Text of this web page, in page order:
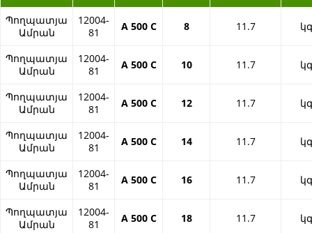
Պողպատյա
Ամրան
12004-
81
А 500 С 8 11.7 կգ
Պողպատյա
Ամրան
12004-
81
А 500 С 10 11.7 կգ
Պողպատյա
Ամրան
12004-
81
А 500 С 12 11.7 կգ
Պողպատյա
Ամրան
12004-
81
А 500 С 14 11.7 կգ
Պողպատյա
Ամրան
12004-
81
А 500 С 16 11.7 կգ
Պողպատյա
Ամրան
12004-
81
А 500 С 18 11.7 կգ